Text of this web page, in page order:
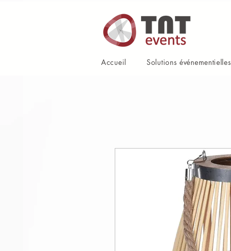
Accueil Solutions événementielles